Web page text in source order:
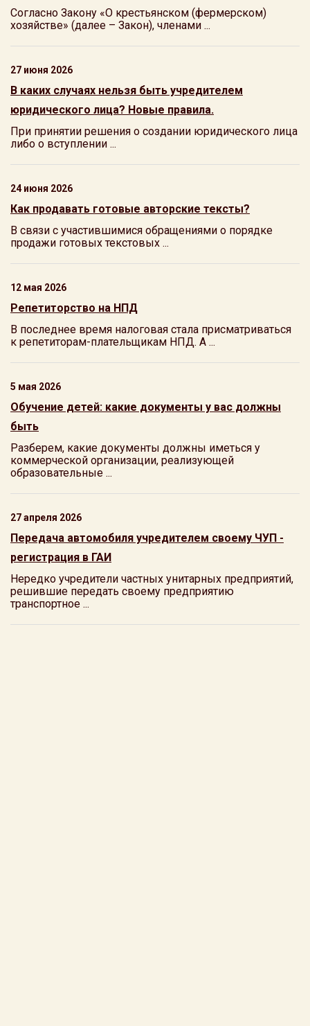
Согласно Закону «О крестьянском (фермерском)
хозяйстве» (далее – Закон), членами ...
27 июня 2026
В каких случаях нельзя быть учредителем
юридического лица? Новые правила.
При принятии решения о создании юридического лица
либо о вступлении ...
24 июня 2026
Как продавать готовые авторские тексты?
В связи с участившимися обращениями о порядке
продажи готовых текстовых ...
12 мая 2026
Репетиторство на НПД
В последнее время налоговая стала присматриваться
к репетиторам-плательщикам НПД. А ...
5 мая 2026
Обучение детей: какие документы у вас должны
быть
Разберем, какие документы должны иметься у
коммерческой организации, реализующей
образовательные ...
27 апреля 2026
Передача автомобиля учредителем своему ЧУП -
регистрация в ГАИ
Нередко учредители частных унитарных предприятий,
решившие передать своему предприятию
транспортное ...